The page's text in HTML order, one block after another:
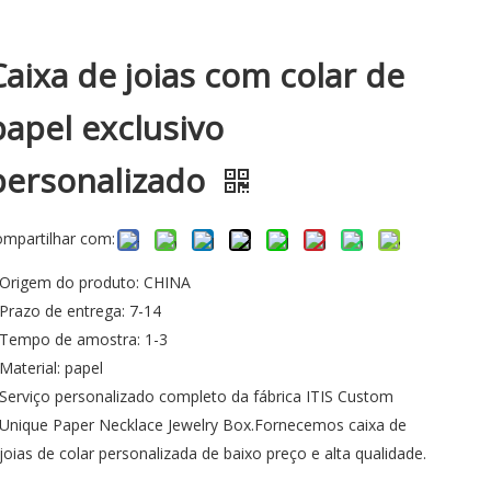
de joias com colar de
exclusivo
com:
Origem do produto: CHINA
Prazo de entrega: 7-14
Tempo de amostra: 1-3
Material: papel
Serviço personalizado completo da fábrica ITIS Custom
Unique Paper Necklace Jewelry Box.Fornecemos caixa de
joias de colar personalizada de baixo preço e alta qualidade.